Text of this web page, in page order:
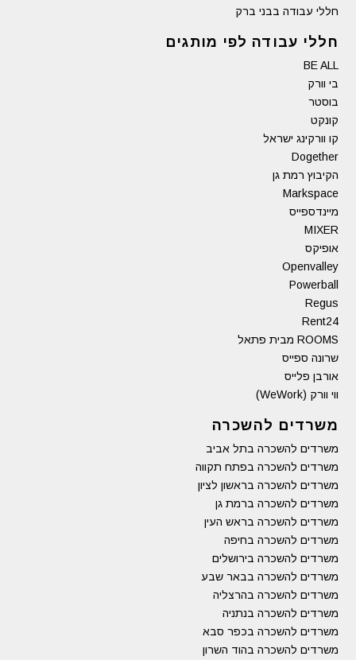
חללי עבודה בבני ברק
חללי עבודה לפי מותגים
BE ALL
בי וורק
בוסטר
קונקט
קו וורקינג ישראל
Dogether
הקיבוץ רמת גן
Markspace
מיינדספייס
MIXER
אופיקס
Openvalley
Powerball
Regus
Rent24
ROOMS מבית פתאל
שרונה ספייס
אורבן פלייס
ווי וורק (WeWork)
משרדים להשכרה
משרדים להשכרה בתל אביב
משרדים להשכרה בפתח תקווה
משרדים להשכרה בראשון לציון
משרדים להשכרה ברמת גן
משרדים להשכרה בראש העין
משרדים להשכרה בחיפה
משרדים להשכרה בירושלים
משרדים להשכרה בבאר שבע
משרדים להשכרה בהרצליה
משרדים להשכרה בנתניה
משרדים להשכרה בכפר סבא
משרדים להשכרה בהוד השרון